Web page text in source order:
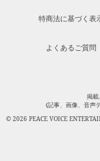
特商法に基づく表
よくあるご質問
掲
(記事、画像、音声
© 2026 PEACE VOICE